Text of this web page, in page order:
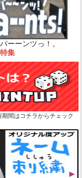
ーーンツっ！。
集
間はコチラからチェック